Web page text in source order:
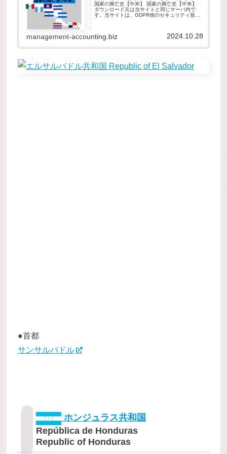
国家の興亡史【中米】 国家の興亡史【中米】
ダウンロード元は当サイトと同じサーバ内で
す。当サイトは、GDPR他のセキュリティ規則
management-accounting.biz 2024.10.28
●首都
サンサルバドル
ホンジュラス共和国
República de Honduras
Republic of Honduras